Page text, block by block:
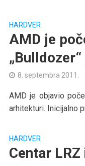
HARDVER
AMD je
8. septembra 2011.
AMD je objavio
arhitekturi. Inicijalno
HARDVER
Centar